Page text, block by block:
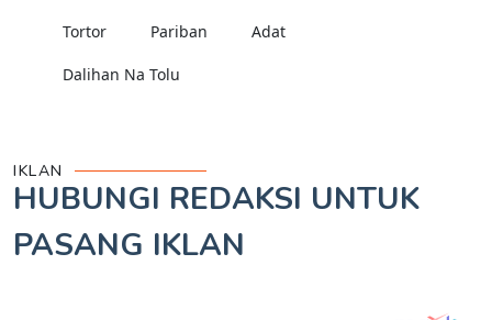
Tortor Pariban Adat
Dalihan Na Tolu
IKLAN
HUBUNGI REDAKSI UNTUK
PASANG IKLAN